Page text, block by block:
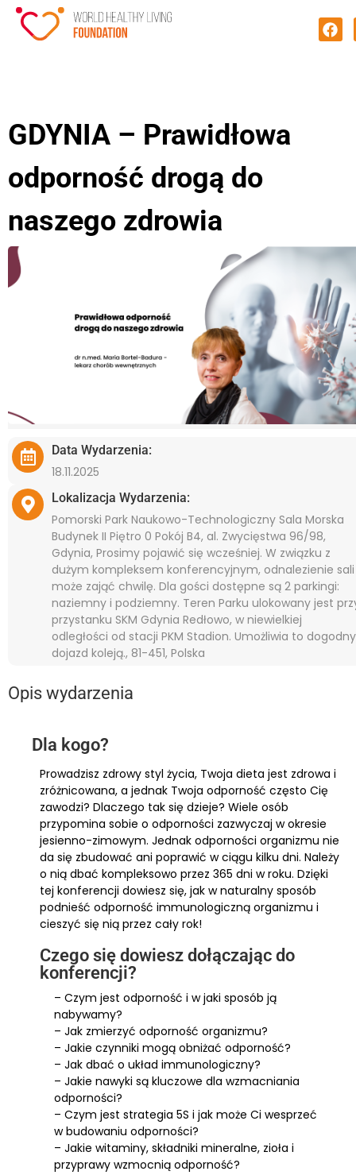
GDYNIA – Prawidłowa
odporność drogą do
naszego zdrowia
Data Wydarzenia:
18.11.2025
Lokalizacja Wydarzenia:
Pomorski Park Naukowo-Technologiczny Sala Morska
Budynek II Piętro 0 Pokój B4, al. Zwycięstwa 96/98,
Gdynia, Prosimy pojawić się wcześniej. W związku z
dużym kompleksem konferencyjnym, odnalezienie sali
może zająć chwilę. Dla gości dostępne są 2 parkingi:
naziemny i podziemny. Teren Parku ulokowany jest
przystanku SKM Gdynia Redłowo, w niewielkiej
odległości od stacji PKM Stadion. Umożliwia to dogodny
dojazd koleją., 81-451, Polska
Opis wydarzenia
Dla kogo?
Prowadzisz zdrowy styl życia, Twoja dieta jest zdrowa i
zróżnicowana, a jednak Twoja odporność często Cię
zawodzi? Dlaczego tak się dzieje? Wiele osób
przypomina sobie o odporności zazwyczaj w okresie
jesienno-zimowym. Jednak odporności organizmu nie
da się zbudować ani poprawić w ciągu kilku dni. Należy
o nią dbać kompleksowo przez 365 dni w roku. Dzięki
tej konferencji dowiesz się, jak w naturalny sposób
podnieść odporność immunologiczną organizmu i
cieszyć się nią przez cały rok!
Czego się dowiesz dołączając do
konferencji?
– Czym jest odporność i w jaki sposób ją
nabywamy?
– Jak zmierzyć odporność organizmu?
– Jakie czynniki mogą obniżać odporność?
– Jak dbać o układ immunologiczny?
– Jakie nawyki są kluczowe dla wzmacniania
odporności?
– Czym jest strategia 5S i jak może Ci wesprzeć
w budowaniu odporności?
– Jakie witaminy, składniki mineralne, zioła i
przyprawy wzmocnią odporność?